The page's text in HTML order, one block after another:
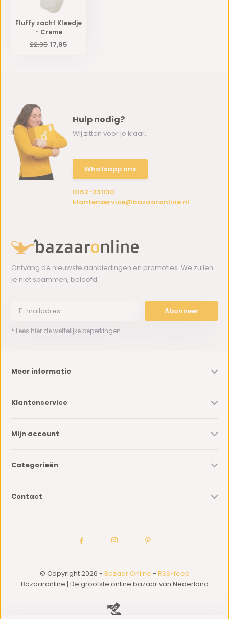
Fluffy zacht Kleedje
- Creme
22,95 17,95
Hulp nodig?
Wij zitten voor je klaar.
Whatsapp ons
0162-231130
klantenservice@bazaaronline.nl
Ontvang de nieuwste aanbiedingen en promoties. We zullen
je niet spammen, beloofd.
Abonneer
* Lees hier de wettelijke beperkingen
Meer informatie
Klantenservice
Mijn account
Categorieën
Contact
© Copyright 2026 - Bazaar Online - RSS-feed
Bazaaronline | De grootste online bazaar van Nederland